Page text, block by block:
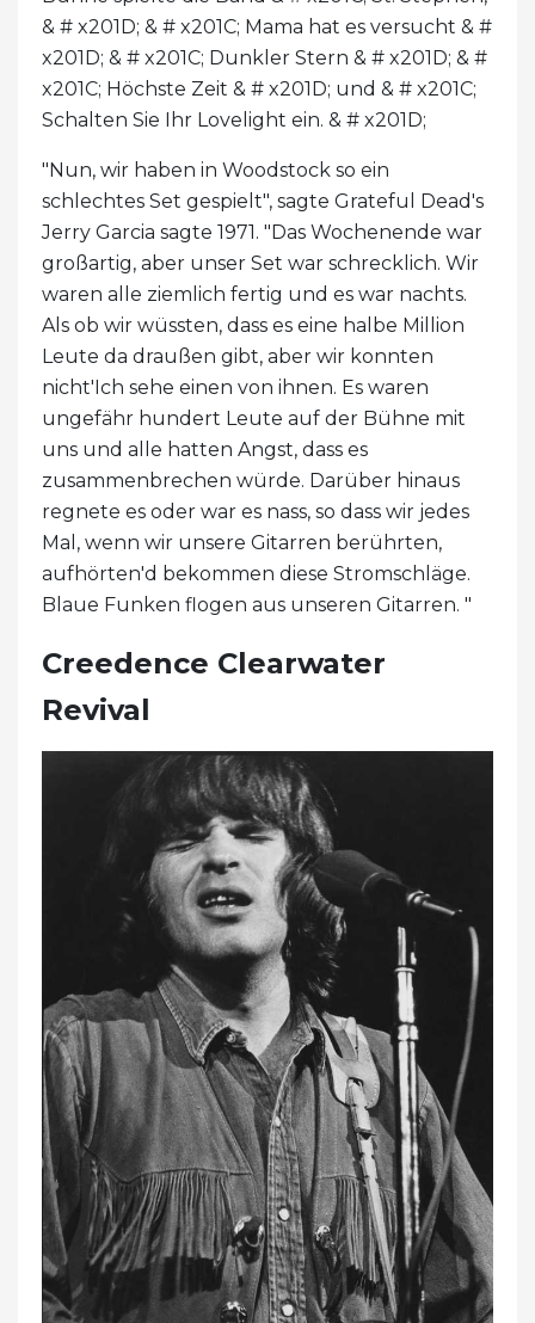
& # x201D; & # x201C; Mama hat es versucht & #
x201D; & # x201C; Dunkler Stern & # x201D; & #
x201C; Höchste Zeit & # x201D; und & # x201C;
Schalten Sie Ihr Lovelight ein. & # x201D;
"Nun, wir haben in Woodstock so ein
schlechtes Set gespielt", sagte Grateful Dead's
Jerry Garcia sagte 1971. "Das Wochenende war
großartig, aber unser Set war schrecklich. Wir
waren alle ziemlich fertig und es war nachts.
Als ob wir wüssten, dass es eine halbe Million
Leute da draußen gibt, aber wir konnten
nicht'Ich sehe einen von ihnen. Es waren
ungefähr hundert Leute auf der Bühne mit
uns und alle hatten Angst, dass es
zusammenbrechen würde. Darüber hinaus
regnete es oder war es nass, so dass wir jedes
Mal, wenn wir unsere Gitarren berührten,
aufhörten'd bekommen diese Stromschläge.
Blaue Funken flogen aus unseren Gitarren. "
Creedence Clearwater
Revival